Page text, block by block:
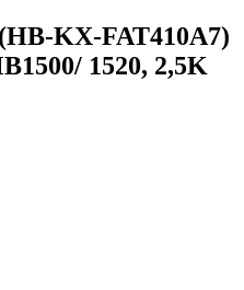
KX-FAT410A7)
1520, 2,5K